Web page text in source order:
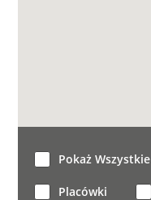
Pokaż Wszystkie
Placówki